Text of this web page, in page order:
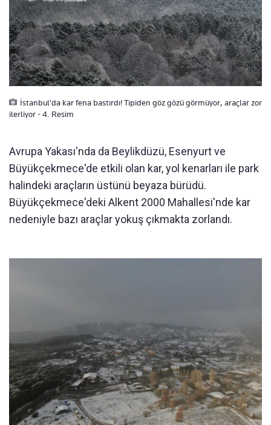
İstanbul'da kar fena bastırdı! Tipiden göz gözü görmüyor, araçlar zor
ilerliyor - 4. Resim
Avrupa Yakası'nda da Beylikdüzü, Esenyurt ve
Büyükçekmece'de etkili olan kar, yol kenarları ile park
halindeki araçların üstünü beyaza bürüdü.
Büyükçekmece'deki Alkent 2000 Mahallesi'nde kar
nedeniyle bazı araçlar yokuş çıkmakta zorlandı.